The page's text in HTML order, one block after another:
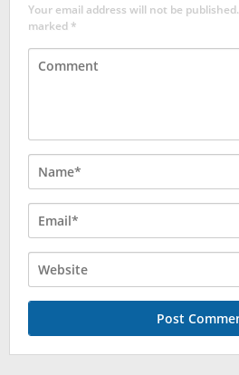
Your email address will not be published.
marked*